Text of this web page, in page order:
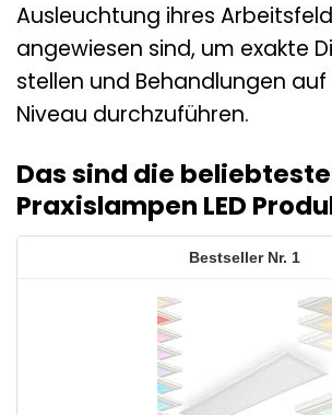
Ausleuchtung ihres
angewiesen sind, um exakte
stellen und Behandlungen
Niveau durchzuführen.
Das sind die
Praxislampen LED
1